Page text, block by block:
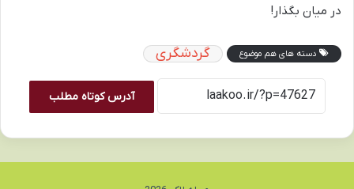
در میان بگذار!
دسته های هم موضوع گردشگری
آدرس کوتاه مطلب